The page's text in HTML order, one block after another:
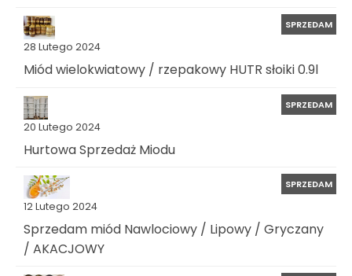
28 Lutego 2024
SPRZEDAM
Miód wielokwiatowy / rzepakowy HUTR słoiki 0.9l
20 Lutego 2024
SPRZEDAM
Hurtowa Sprzedaż Miodu
12 Lutego 2024
SPRZEDAM
Sprzedam miód Nawlociowy / Lipowy / Gryczany
/ AKACJOWY